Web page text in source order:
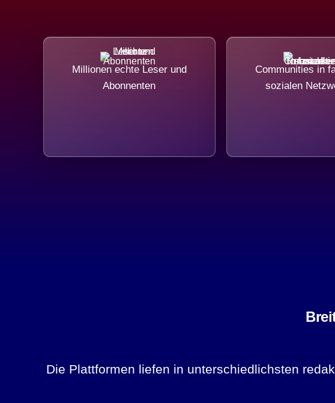
Millionen echte Leser und
Abonnenten
Communities in
sozialen
Die Plattformen liefen in unterschiedlichsten